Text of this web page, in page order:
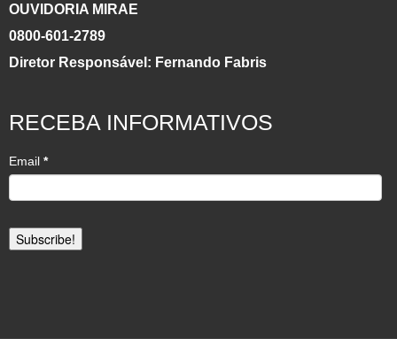
OUVIDORIA MIRAE
0800-601-2789
Diretor Responsável: Fernando Fabris
RECEBA INFORMATIVOS
Email *